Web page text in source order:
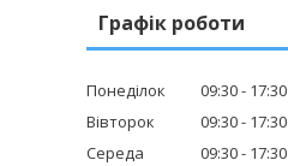
Графік роботи
Понеділок 09:30
17:30
Вівторок
09:30
17:30
Середа
09:30
17:30